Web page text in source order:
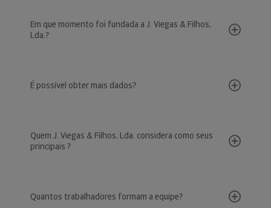
Em que momento foi fundada a J. Viegas & Filhos,
Lda.?
É possível obter mais dados?
Quem J. Viegas & Filhos, Lda. considera como seus
principais ?
Quantos trabalhadores formam a equipe?